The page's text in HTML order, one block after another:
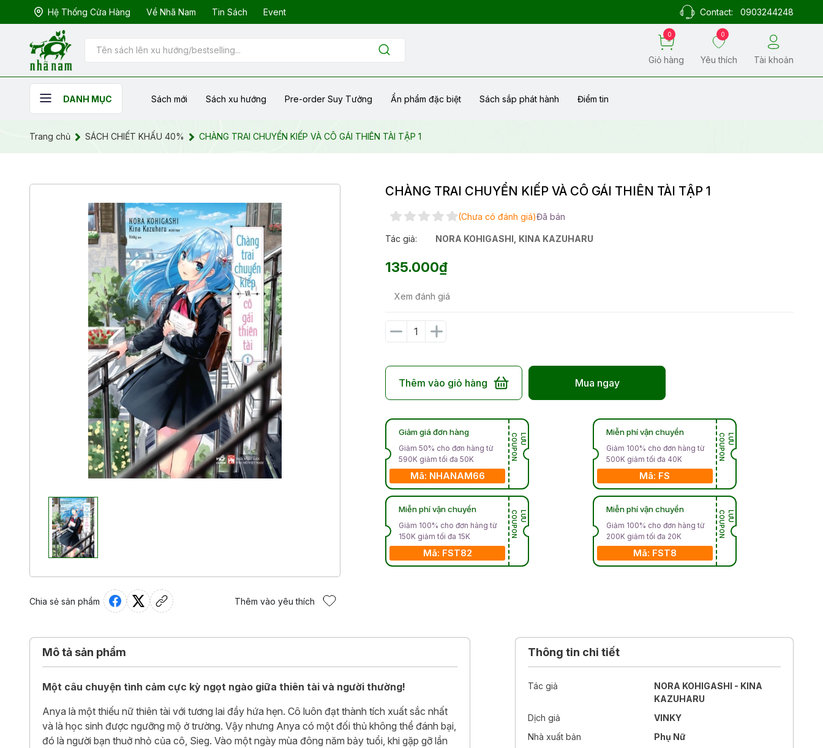
Hệ Thống Cửa Hàng Về Nhã Nam Tin Sách Event Contact: 0903244248
0
Giỏ hàng
0
Yêu thích Tài khoản
DANH MỤC Sách mới Sách xu hướng Pre-order Suy Tưởng Ẩn phẩm đặc biệt Sách sắp phát hành Điểm tin
Trang chủ SÁCH CHIẾT KHẤU 40% CHÀNG TRAI CHUYỂN KIẾP VÀ CÔ GÁI THIÊN TÀI TẬP 1
Chia sẻ sản phẩm Thêm vào yêu thích
CHÀNG TRAI CHUYỂN KIẾP VÀ CÔ GÁI THIÊN TÀI TẬP 1
(Chưa có đánh giá)Đã bán
Tác giả: NORA KOHIGASHI KINA KAZUHARU
135.000₫
Xem đánh giá
Thêm vào giỏ hàng Mua ngay
Giảm giá đơn hàng
Giảm 50% cho đơn hàng từ
590K giảm tối đa 50K
Mã: NHANAM66
L
Ư
U
C
O
U
P
O
N
Miễn phí vận chuyển
Giảm 100% cho đơn hàng từ
150K giảm tối đa 15K
Mã: FST82
L
Ư
U
C
O
U
P
O
N
Miễn phí vận chuyển
Giảm 100% cho đơn hàng từ
500K giảm tối đa 40K
Mã: FS
L
Ư
U
C
O
U
P
O
N
Miễn phí vận chuyển
Giảm 100% cho đơn hàng từ
200K giảm tối đa 20K
Mã: FST8
L
Ư
U
C
O
U
P
O
N
Mô tả sản phẩm
Một câu chuyện tình cảm cực kỳ ngọt ngào giữa thiên tài và người thường!
Anya là một thiếu nữ thiên tài với tương lai đầy hứa hẹn. Cô luôn đạt thành tích xuất sắc nhất
và là học sinh được ngưỡng mộ ở trường. Vậy nhưng Anya có một đối thủ không thể đánh bại,
đó là người bạn thuở nhỏ của cô, Sieg. Vào một ngày mùa đông năm bảy tuổi, khi gặp gỡ lần
Thông tin chi tiết
Tác giả
NORA KOHIGASHI - KINA
KAZUHARU
Dịch giả
VINKY
Nhà xuất bản
Phụ Nữ